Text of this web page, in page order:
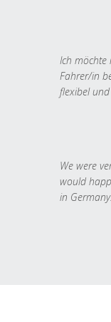
Ich möchte
Fahrer/in
flexibel
We were
would
in Germany.